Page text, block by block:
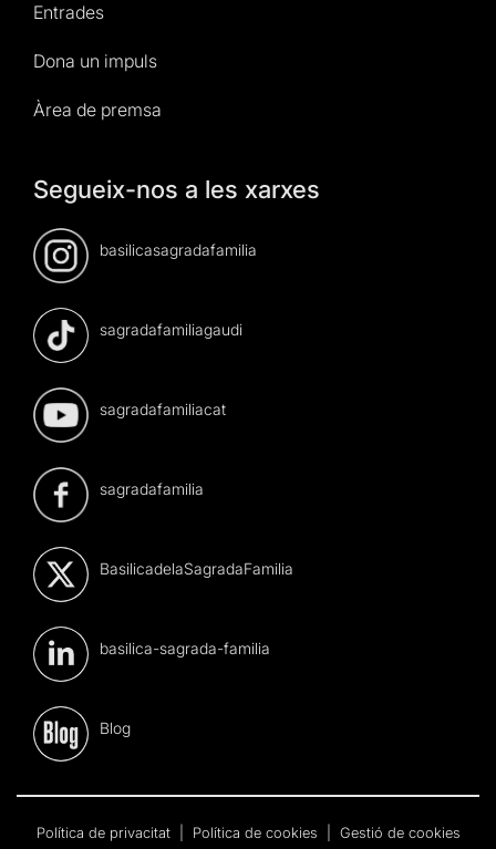
Entrades
Dona un impuls
Àrea de premsa
Segueix-nos a les xarxes
basilicasagradafamilia
sagradafamiliagaudi
sagradafamiliacat
sagradafamilia
BasilicadelaSagradaFamilia
basilica-sagrada-familia
Blog
Política de privacitat Política de cookies Gestió de cookies